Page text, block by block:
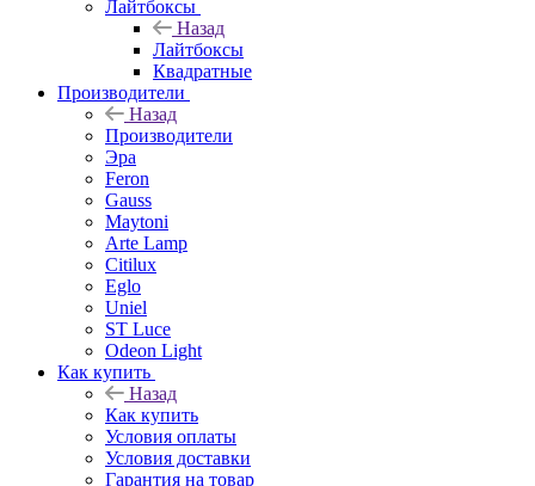
Лайтбоксы
Назад
Лайтбоксы
Квадратные
Производители
Назад
Производители
Эра
Feron
Gauss
Maytoni
Arte Lamp
Citilux
Eglo
Uniel
ST Luce
Odeon Light
Как купить
Назад
Как купить
Условия оплаты
Условия доставки
Гарантия на товар